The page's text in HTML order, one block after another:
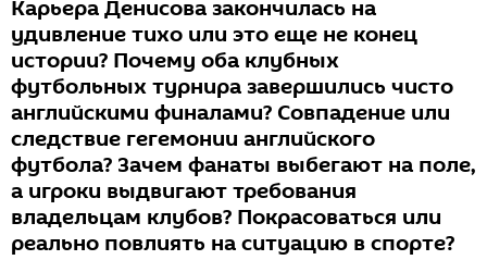
Карьера Денисова закончилась на
удивление тихо или это еще не конец
истории? Почему оба клубных
футбольных турнира завершились чисто
английскими финалами? Совпадение или
следствие гегемонии английского
футбола? Зачем фанаты выбегают на поле,
а игроки выдвигают требования
владельцам клубов? Покрасоваться или
реально повлиять на ситуацию в спорте?